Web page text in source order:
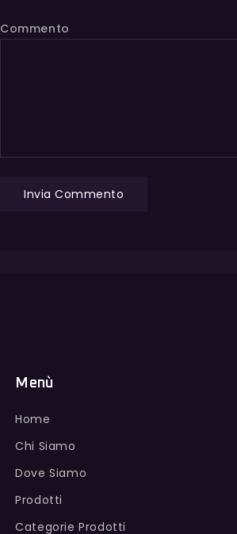
Commento
Menù
Home
Chi Siamo
Dove Siamo
Prodotti
Categorie Prodotti